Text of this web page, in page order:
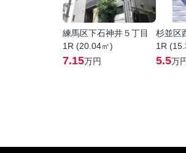
練馬区下石神井５丁目
1R (20.04㎡)
7.15万円
杉並区
1R
5.5万